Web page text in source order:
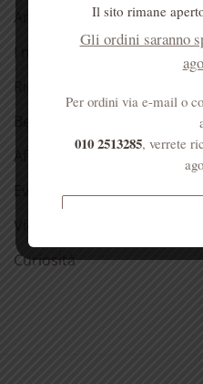
Antica spezieria
I nostri consigli
Aforismi
Eventi
Video
Curiosità
Il sito rimane
Gli ordini saranno
Per ordini via e-mail o
010 2513285, verrete